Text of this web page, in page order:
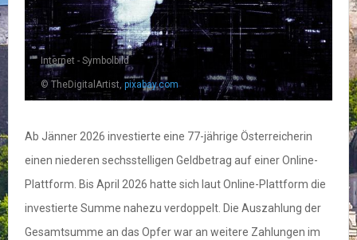
Internet - Symbolbild
© TheDigitalArtist, pixabay.com
Ab Jänner 2026 investierte eine 77-jährige Österreicherin
einen niederen sechsstelligen Geldbetrag auf einer Online-
Plattform. Bis April 2026 hatte sich laut Online-Plattform die
investierte Summe nahezu verdoppelt. Die Auszahlung der
Gesamtsumme an das Opfer war an weitere Zahlungen im